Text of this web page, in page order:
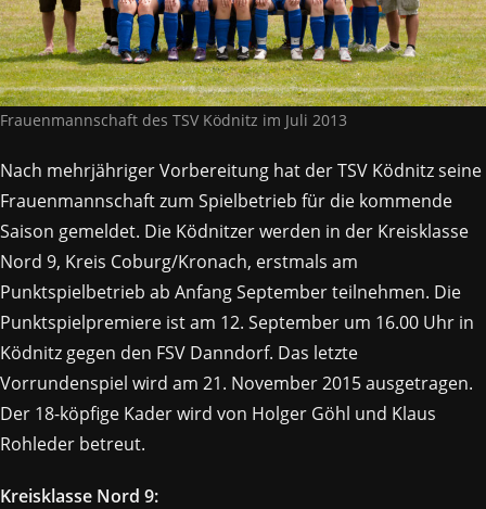
Frauenmannschaft des TSV Ködnitz im Juli 2013
Nach mehrjähriger Vorbereitung hat der TSV Ködnitz seine
Frauenmannschaft zum Spielbetrieb für die kommende
Saison gemeldet. Die Ködnitzer werden in der Kreisklasse
Nord 9, Kreis Coburg/Kronach, erstmals am
Punktspielbetrieb ab Anfang September teilnehmen. Die
Punktspielpremiere ist am 12. September um 16.00 Uhr in
Ködnitz gegen den FSV Danndorf. Das letzte
Vorrundenspiel wird am 21. November 2015 ausgetragen.
Der 18-köpfige Kader wird von Holger Göhl und Klaus
Rohleder betreut.
Kreisklasse Nord 9: